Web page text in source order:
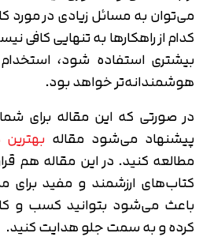
می‌توان به مسائل زیادی در مورد
کدام از راهکارها به تنهایی
بیشتری استفاده شود،
هوشمندانه‌تر خواهد بود.
در صورتی که این مقاله برای
پیشنهاد می‌شود مقاله
مطالعه کنید. در این مقاله هم
کتاب‌های ارزشمند و مفید برای
باعث می‌شود بتوانید کسب و
کرده و به سمت جلو هدایت کنید.